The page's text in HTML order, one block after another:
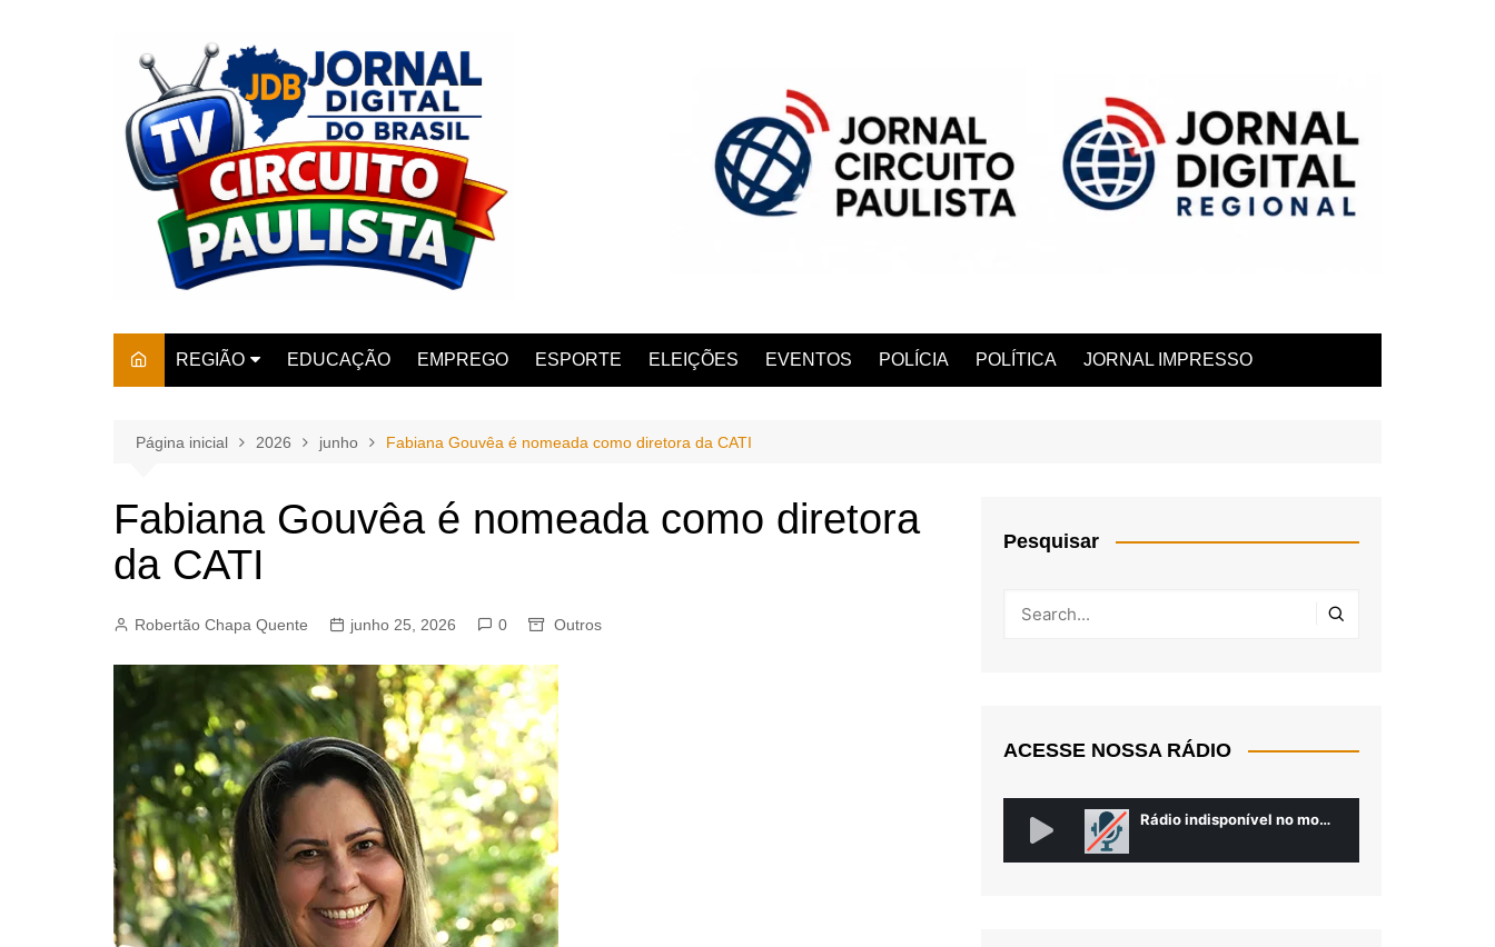
REGIÃO
AMPARO
BARRETOS
JAGUARIÚNA
JUNDIAÍ
LIMEIRA
MOGI GUAÇU
MOGI MIRIM
PAULÍNIA
PEDREIRA
RIBEIRÃO PRETO
EDUCAÇÃO EMPREGO ESPORTE ELEIÇÕES EVENTOS POLÍCIA POLÍTICA JORNAL IMPRESSO
Página inicial 2026 junho Fabiana Gouvêa é nomeada como diretora da CATI
Fabiana Gouvêa é nomeada como diretora
da CATI
Robertão Chapa Quente junho 25, 2026 0 Outros
Pesquisar
ACESSE NOSSA RÁDIO